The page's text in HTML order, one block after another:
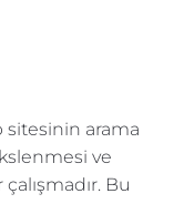
sitesinin arama
ve
Bu